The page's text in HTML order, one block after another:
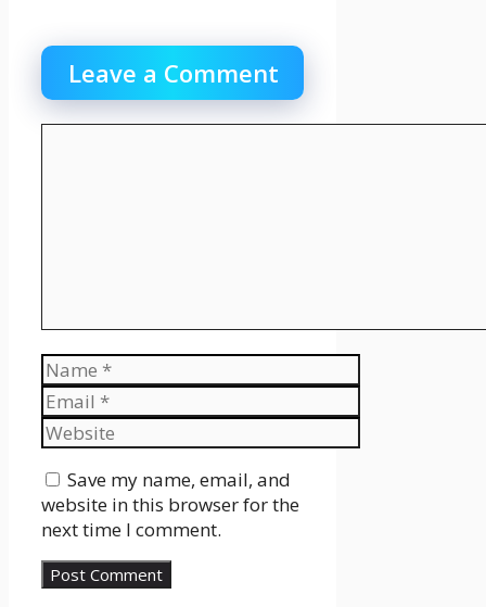
Leave a Comment
Name
Email
Website
Save my name, email, and
website in this browser for the
next time I comment.